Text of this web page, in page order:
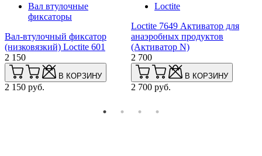
Вал втулочные
фиксаторы
Вал-втулочный фиксатор
(низковязкий) Loctite 601
2 150
В КОРЗИНУ
2 150 руб.
Loctite
Loctite 7649 Активатор для
анаэробных продуктов
(Активатор N)
2 700
В КОРЗИНУ
2 700 руб.